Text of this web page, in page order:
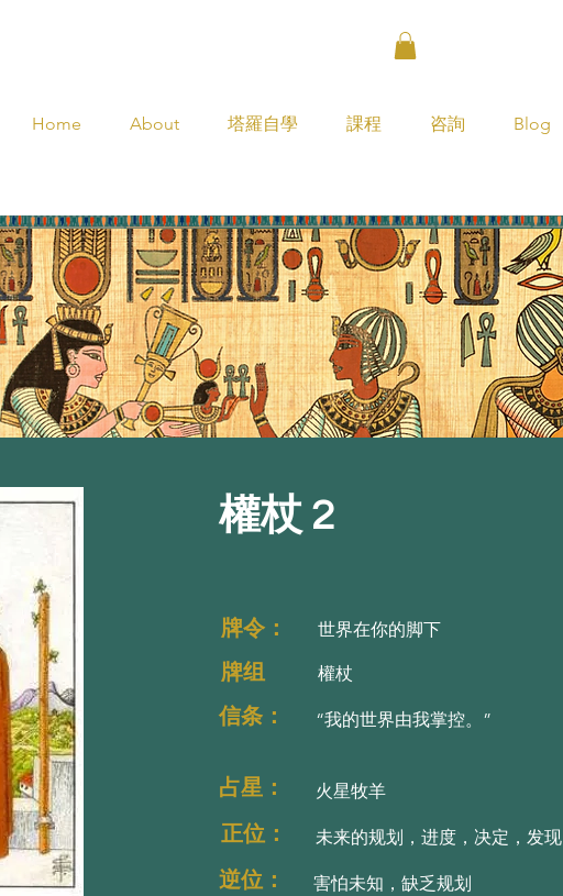
Home About 塔羅自學 課程 咨詢 Blog
權杖 2
牌令： 世界在你的脚下
牌组 權杖
信条： “我的世界由我掌控。”
占星： 火星牧羊
正位： 未来的规划，进度，决定，发现
逆位： 害怕未知，缺乏规划